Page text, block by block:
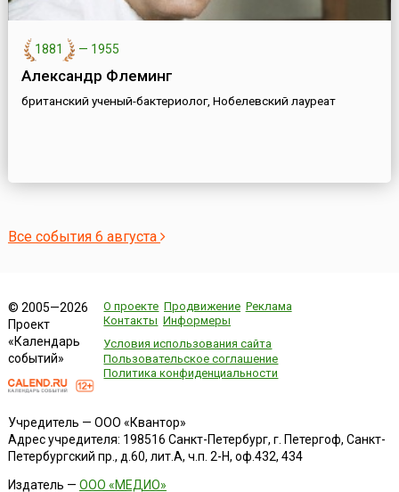
1881 — 1955
Александр Флеминг
британский ученый-бактериолог, Нобелевский лауреат
Все события 6 августа
© 2005—2026
Проект
«Календарь
событий»
О проекте Продвижение Реклама
Контакты Информеры
Условия использования сайта
Пользовательское соглашение
Политика конфиденциальности
Учредитель — ООО «Квантор»
Адрес учредителя: 198516 Санкт-Петербург, г. Петергоф, Санкт-
Петербургский пр., д.60, лит.А, ч.п. 2-Н, оф.432, 434
Издатель — ООО «МЕДИО»